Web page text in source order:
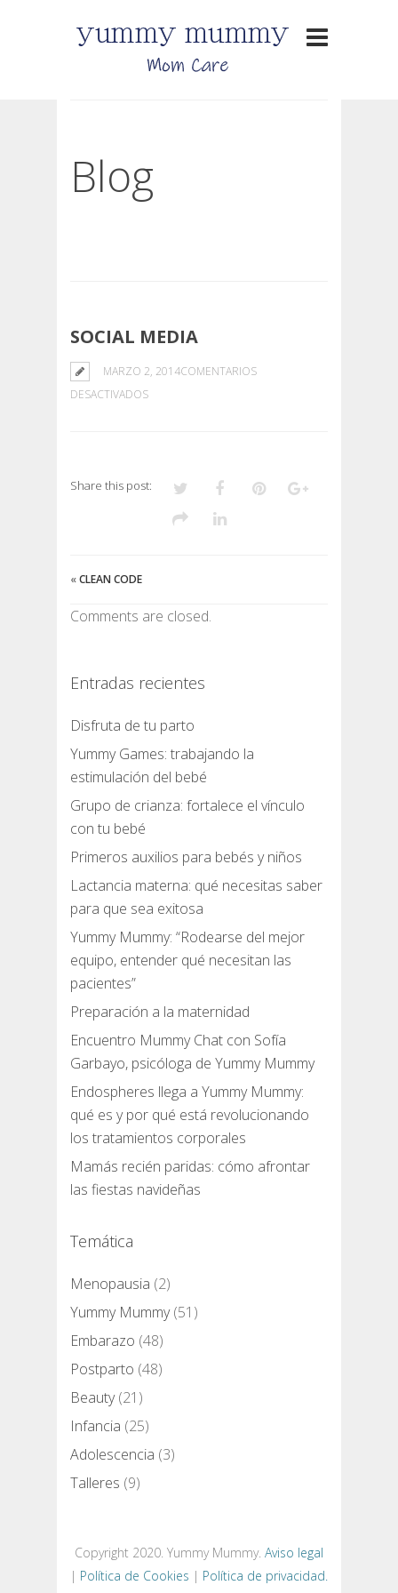
Blog
SOCIAL MEDIA
MARZO 2, 2014COMENTARIOS
DESACTIVADOSEN
Share this post:
«CLEAN CODE
Comments are closed.
Entradas recientes
Disfruta de tu parto
Yummy Games: trabajando la
estimulación del bebé
Grupo de crianza: fortalece el vínculo
con tu bebé
Primeros auxilios para bebés y niños
Lactancia materna: qué necesitas saber
para que sea exitosa
Yummy Mummy: “Rodearse del mejor
equipo, entender qué necesitan las
pacientes”
Preparación a la maternidad
Encuentro Mummy Chat con Sofía
Garbayo, psicóloga de Yummy Mummy
Endospheres llega a Yummy Mummy:
qué es y por qué está revolucionando
los tratamientos corporales
Mamás recién paridas: cómo afrontar
las fiestas navideñas
Temática
Menopausia (2)
Yummy Mummy(51)
Embarazo (48)
Postparto (48)
Beauty(21)
Infancia (25)
Adolescencia (3)
Talleres (9)
Copyright 2020. Yummy Mummy. Aviso legal
| Política de Cookies | Política de privacidad.